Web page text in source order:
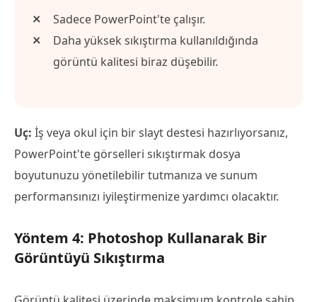
Sadece PowerPoint'te çalışır.
Daha yüksek sıkıştırma kullanıldığında
görüntü kalitesi biraz düşebilir.
Uç: İş veya okul için bir slayt destesi hazırlıyorsanız,
PowerPoint'te görselleri sıkıştırmak dosya
boyutunuzu yönetilebilir tutmanıza ve sunum
performansınızı iyileştirmenize yardımcı olacaktır.
Yöntem 4: Photoshop Kullanarak Bir
Görüntüyü Sıkıştırma